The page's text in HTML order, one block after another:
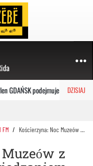
DZISIAJ
GDAŃSK podejmuje Uniwersytet
FM Kościerzyna: Noc Muzeów z premierowym zwiedzaniem pługa
z